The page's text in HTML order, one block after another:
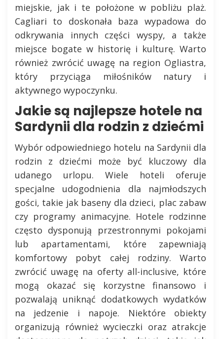
miejskie, jak i te położone w pobliżu plaż.
Cagliari to doskonała baza wypadowa do
odkrywania innych części wyspy, a także
miejsce bogate w historię i kulturę. Warto
również zwrócić uwagę na region Ogliastra,
który przyciąga miłośników natury i
aktywnego wypoczynku.
Jakie są najlepsze hotele na
Sardynii dla rodzin z dziećmi
Wybór odpowiedniego hotelu na Sardynii dla
rodzin z dziećmi może być kluczowy dla
udanego urlopu. Wiele hoteli oferuje
specjalne udogodnienia dla najmłodszych
gości, takie jak baseny dla dzieci, plac zabaw
czy programy animacyjne. Hotele rodzinne
często dysponują przestronnymi pokojami
lub apartamentami, które zapewniają
komfortowy pobyt całej rodziny. Warto
zwrócić uwagę na oferty all-inclusive, które
mogą okazać się korzystne finansowo i
pozwalają uniknąć dodatkowych wydatków
na jedzenie i napoje. Niektóre obiekty
organizują również wycieczki oraz atrakcje